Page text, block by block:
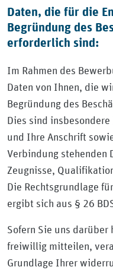
Daten, die für die
Begründung des
erforderlich sind:
Im Rahmen des
Daten von Ihnen, die
Begründung des
Dies sind
und Ihre Anschrift
Verbindung stehenden
Zeugnisse,
Die Rechtsgrundlage
ergibt sich aus § 26
Sofern Sie uns darüber
freiwillig mitteilen,
Grundlage Ihrer